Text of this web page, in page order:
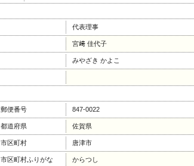
代表理事
宮﨑 佳代子
みやざき かよこ
郵便番号 847-0022
都道府県 佐賀県
市区町村 唐津市
市区町村ふりがな からつし